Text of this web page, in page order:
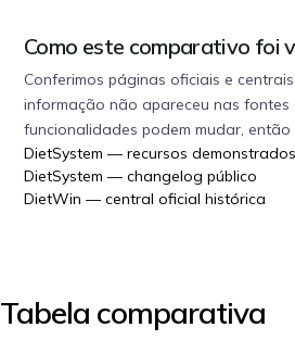
Como este comparativo foi
Conferimos páginas oficiais e
informação não apareceu nas fontes
funcionalidades podem mudar,
DietSystem — recursos demonstrados
DietSystem — changelog público
DietWin — central oficial histórica
Tabela comparativa